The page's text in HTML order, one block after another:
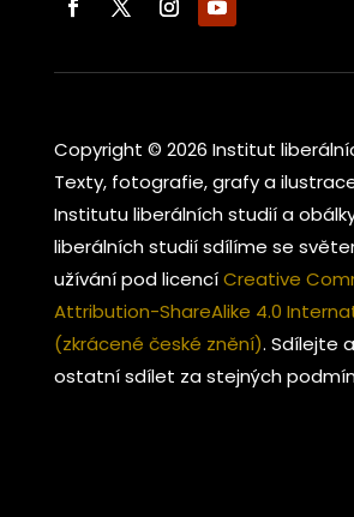
Copyright © 2026 Institut
Texty, fotografie, grafy a
Institutu liberálních studií a
liberálních studií sdílíme se
užívání pod licencíCreative
Attribution-ShareAlike 4.0
(zkrácené české znění). Sdílejte
ostatní sdílet za stejných